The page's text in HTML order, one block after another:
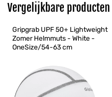
Vergelijkbare producten
Gripgrab UPF 50+ Lightweight
Zomer Helmmuts - White -
OneSize/54-63 cm